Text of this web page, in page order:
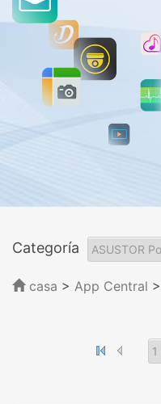
Categoría
casa > App Central >